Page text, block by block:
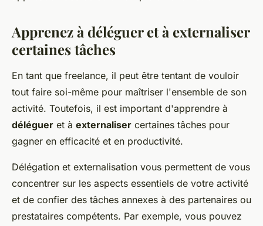
Apprenez à déléguer et à externaliser
certaines tâches
En tant que freelance, il peut être tentant de vouloir
tout faire soi-même pour maîtriser l'ensemble de son
activité. Toutefois, il est important d'apprendre à
déléguer et à externaliser certaines tâches pour
gagner en efficacité et en productivité.
Délégation et externalisation vous permettent de vous
concentrer sur les aspects essentiels de votre activité
et de confier des tâches annexes à des partenaires ou
prestataires compétents. Par exemple, vous pouvez